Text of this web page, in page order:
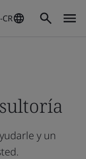
CR
y un